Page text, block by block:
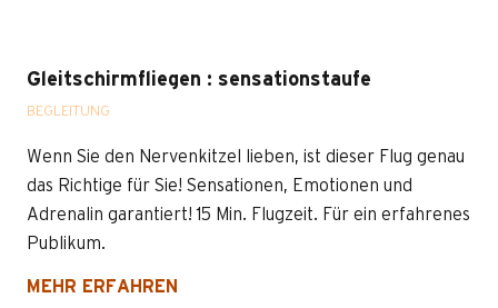
Gleitschirmfliegen : sensationstaufe
BEGLEITUNG
Wenn Sie den Nervenkitzel lieben, ist dieser Flug genau
das Richtige für Sie! Sensationen, Emotionen und
Adrenalin garantiert! 15 Min. Flugzeit. Für ein erfahrenes
Publikum.
MEHR ERFAHREN